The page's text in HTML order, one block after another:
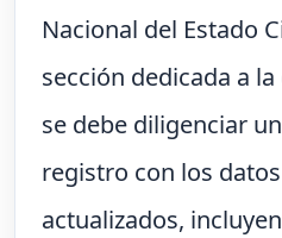
Nacional del Estado
sección dedicada a
se debe diligenciar
registro con los
actualizados,